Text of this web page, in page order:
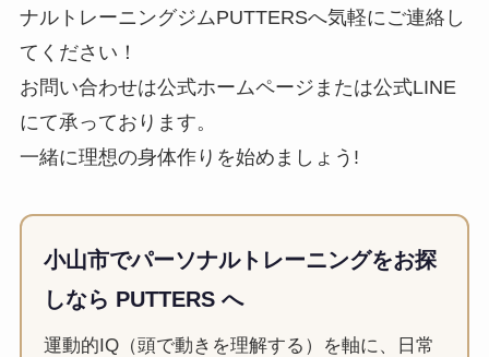
ナルトレーニングジムPUTTERSへ気軽にご連絡し
てください！
お問い合わせは公式ホームページまたは公式LINE
にて承っております。
一緒に理想の身体作りを始めましょう!
小山市でパーソナルトレーニングをお探
しなら PUTTERS へ
運動的IQ（頭で動きを理解する）を軸に、日常